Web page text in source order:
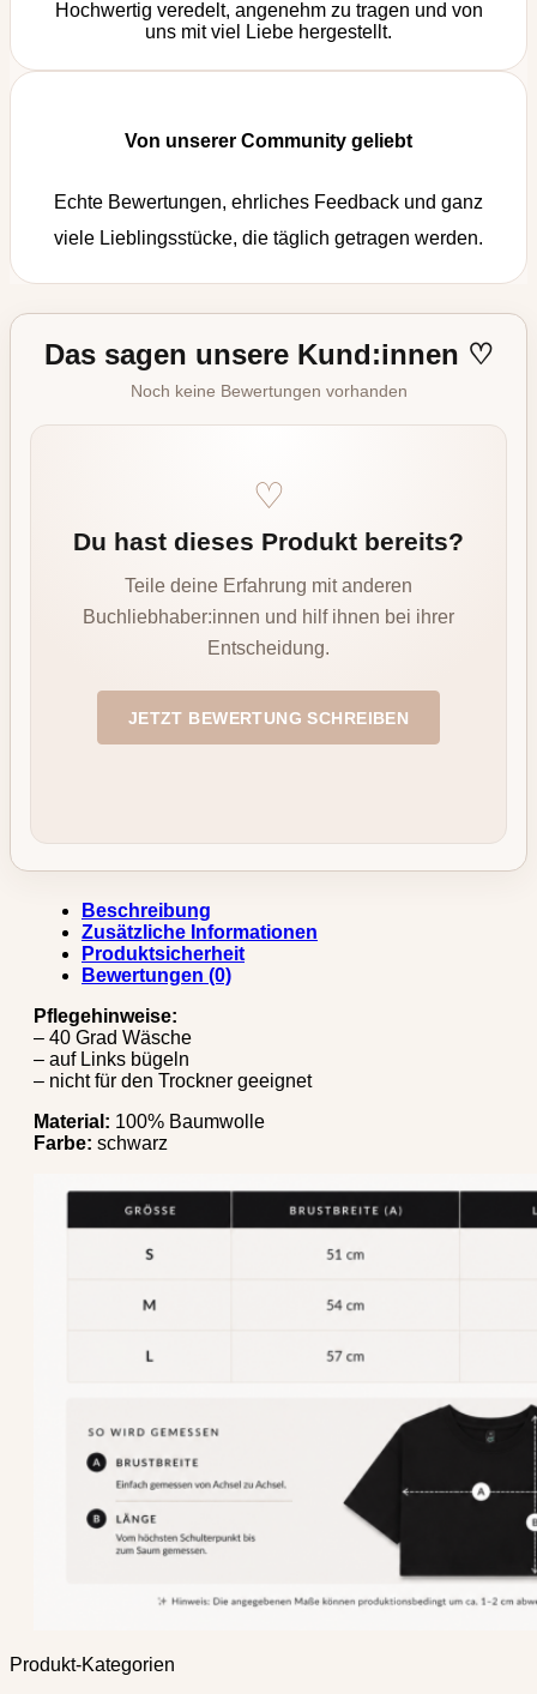
Hochwertig veredelt, angenehm zu tragen und von
uns mit viel Liebe hergestellt.
Von unserer Community geliebt
Echte Bewertungen, ehrliches Feedback und ganz
viele Lieblingsstücke, die täglich getragen werden.
Das sagen unsere Kund:innen ♡
Noch keine Bewertungen vorhanden
♡
Du hast dieses Produkt bereits?
Teile deine Erfahrung mit anderen
Buchliebhaber:innen und hilf ihnen bei ihrer
Entscheidung.
JETZT BEWERTUNG SCHREIBEN
Beschreibung
Zusätzliche Informationen
Produktsicherheit
Bewertungen (0)
Pflegehinweise:
– 40 Grad Wäsche
– auf Links bügeln
– nicht für den Trockner geeignet
Material: 100% Baumwolle
Farbe: schwarz
Produkt-Kategorien